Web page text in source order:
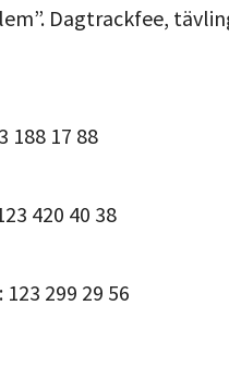
Dagtrackfee,
188 17 88
420 40 38
299 29 56